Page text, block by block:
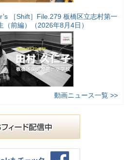
［Shift］File.279 板橋区立志村第一
前編）（2026年8月4日）
動画ニュース一覧 >>